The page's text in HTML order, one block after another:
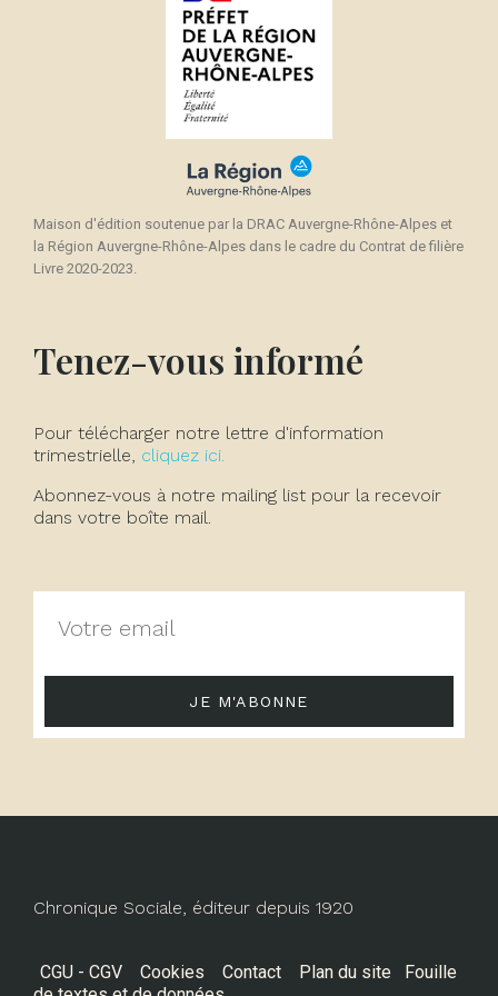
Maison d'édition soutenue par la DRAC Auvergne-Rhône-Alpes et
la Région Auvergne-Rhône-Alpes dans le cadre du Contrat de filière
Livre 2020-2023.
Tenez-vous informé
Pour télécharger notre lettre d'information
trimestrielle, cliquez ici.
Abonnez-vous à notre mailing list pour la recevoir
dans votre boîte mail.
JE M'ABONNE
Chronique Sociale, éditeur depuis 1920
CGU - CGV Cookies Contact Plan du site
Fouille